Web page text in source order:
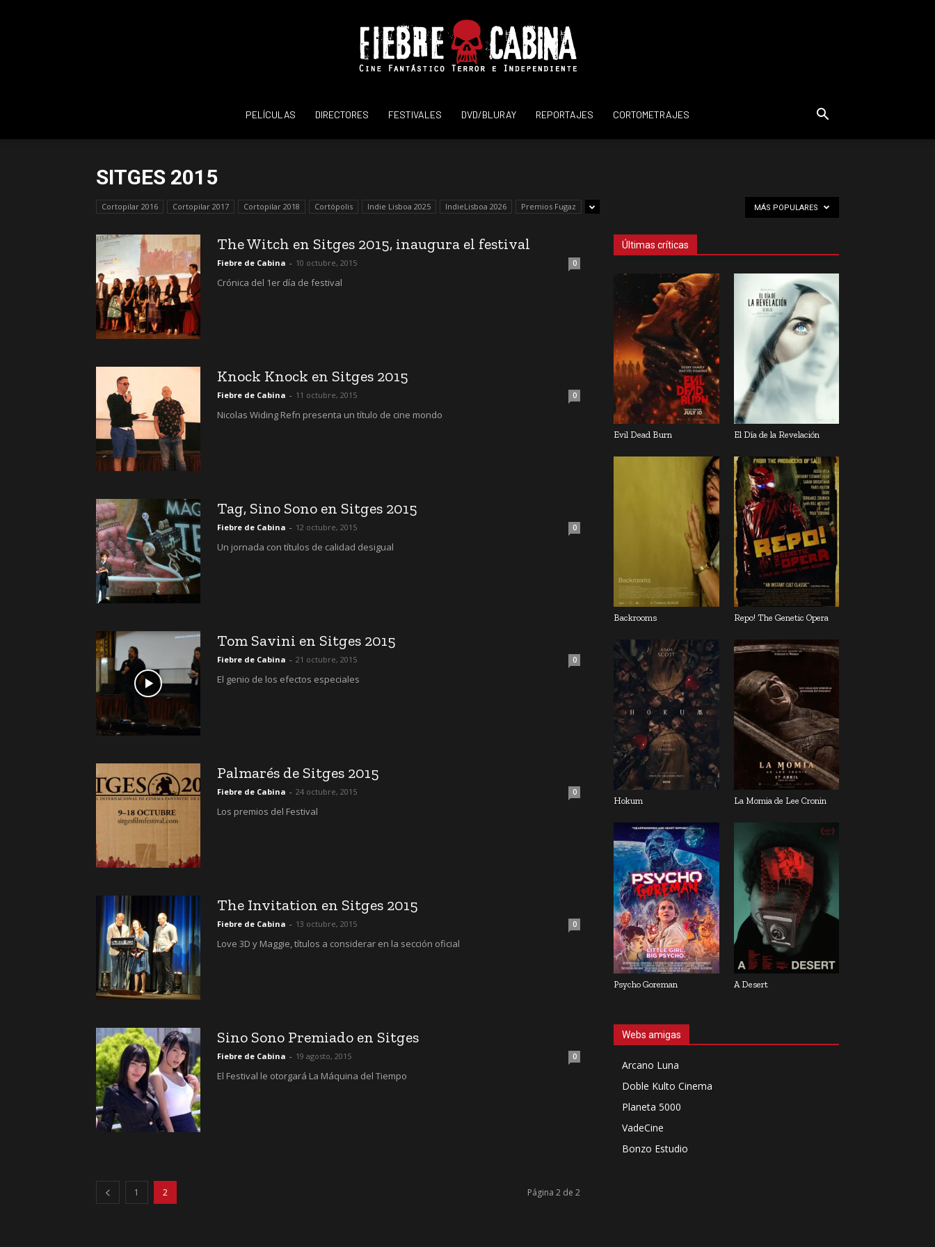
Fiebre
de
PELÍCULAS DIRECTORES FESTIVALES DVD/BLURAY REPORTAJES CORTOMETRAJES
SITGES 2015
Cortopilar 2016 Cortopilar 2017 Cortopilar 2018 Cortópolis Indie Lisboa 2025 IndieLisboa 2026 Premios Fugaz MÁS POPULARES
The Witch en Sitges 2015, inaugura el festival
Fiebre de Cabina - 10 octubre, 2015 0
Crónica del 1er día de festival
Knock Knock en Sitges 2015
Fiebre de Cabina - 11 octubre, 2015 0
Nicolas Widing Refn presenta un título de cine mondo
Tag, Sino Sono en Sitges 2015
Fiebre de Cabina - 12 octubre, 2015 0
Un jornada con títulos de calidad desigual
Tom Savini en Sitges 2015
Fiebre de Cabina - 21 octubre, 2015 0
El genio de los efectos especiales
Palmarés de Sitges 2015
Fiebre de Cabina - 24 octubre, 2015 0
Los premios del Festival
The Invitation en Sitges 2015
Fiebre de Cabina - 13 octubre, 2015 0
Love 3D y Maggie, títulos a considerar en la sección oficial
Sino Sono Premiado en Sitges
Fiebre de Cabina - 19 agosto, 2015 0
El Festival le otorgará La Máquina del Tiempo
1 2 Página 2 de 2
Últimas críticas
Evil Dead Burn El Día de la Revelación
Backrooms Repo! The Genetic Opera
Hokum La Momia de Lee Cronin
Psycho Goreman A Desert
Webs amigas
Arcano Luna
Doble Kulto Cinema
Planeta 5000
VadeCine
Bonzo Estudio